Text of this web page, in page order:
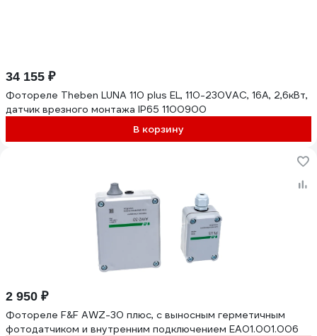
34 155 ₽
Фотореле Theben LUNA 110 plus EL, 110-230VAC, 16A, 2,6кВт,
датчик врезного монтажа IP65 1100900
В корзину
2 950 ₽
Фотореле F&F AWZ-30 плюс, с выносным герметичным
фотодатчиком и внутренним подключением EA01.001.006